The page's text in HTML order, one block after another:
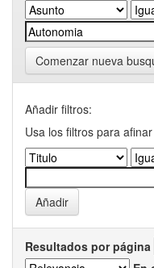
Comenzar nueva
Añadir filtros:
Usa los filtros para
Resultados por página